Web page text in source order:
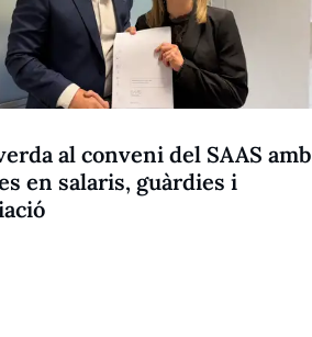
al conveni del SAAS amb
en salaris, guàrdies i